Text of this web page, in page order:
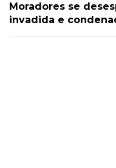
Moradores se
invadida e